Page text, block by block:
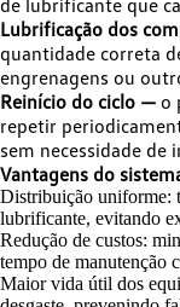
de lubrificante que
Lubrificação dos
quantidade correta
engrenagens ou
Reinício do ciclo — o
repetir
sem necessidade
Vantagens do
Distribuição uniforme:
lubrificante, evitando
Redução de custos:
tempo de manutenção
Maior vida útil dos